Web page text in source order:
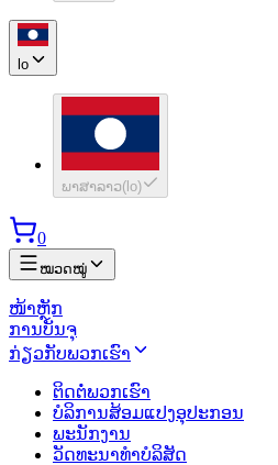
lo
ພາສາລາວ( lo)
0
ໝວດໝູ່
ໜ້າຫຼັກ
ການບັນຈຸ
ກ່ຽວກັບພວກເຮົາ
ຕິດຕໍ່ພວກເຮົາ
ບໍລິການສ້ອມແປງອຸປະກອນ
ພະນັກງານ
ວັດທະນາທຳບໍລິສັດ